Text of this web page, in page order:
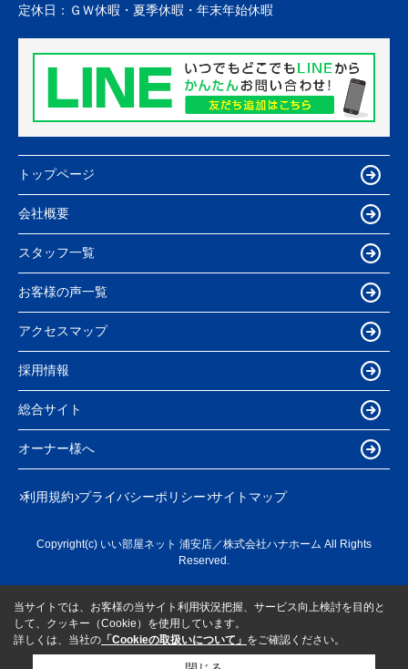
定休日： ＧＷ休暇・夏季休暇・年末年始休暇
トップページ
会社概要
スタッフ一覧
お客様の声一覧
アクセスマップ
採用情報
総合サイト
オーナー様へ
利用規約 プライバシーポリシー サイトマップ
Copyright(c) いい部屋ネット 浦安店／株式会社ハナホーム All Rights
Reserved.
当サイトでは、お客様の当サイト利用状況把握、サービス向上検討を目的と
して、クッキー（Cookie）を使用しています。
詳しくは、当社の 「Cookieの取扱いについて」 をご確認ください。